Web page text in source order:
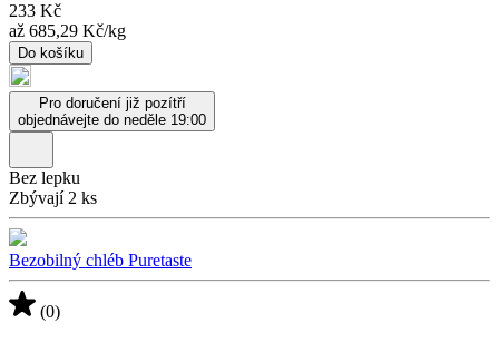
233 Kč
až 685,29 Kč/kg
Do košíku
Pro doručení již pozítří
objednávejte do neděle 19:00
Bez lepku
Zbývají 2 ks
Bezobilný chléb Puretaste
(0)